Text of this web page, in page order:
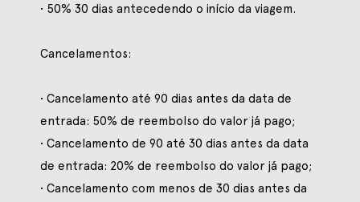
• 50% 30 dias antecedendo o início da viagem.
Cancelamentos:
• Cancelamento até 90 dias antes da data de
entrada: 50% de reembolso do valor já pago;
• Cancelamento de 90 até 30 dias antes da data
de entrada: 20% de reembolso do valor já pago;
• Cancelamento com menos de 30 dias antes da